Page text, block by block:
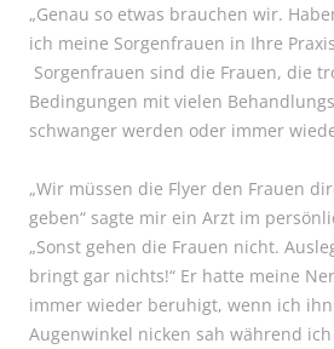
„Genau so etwas brauchen wir.
ich meine Sorgenfrauen in Ihre
Sorgenfrauen sind die Frauen, die
Bedingungen mit vielen
schwanger werden oder immer
„Wir müssen die Flyer den Frauen
geben“ sagte mir ein Arzt im
„Sonst gehen die Frauen nicht.
bringt gar nichts!“ Er hatte meine
immer wieder beruhigt, wenn ich
Augenwinkel nicken sah während